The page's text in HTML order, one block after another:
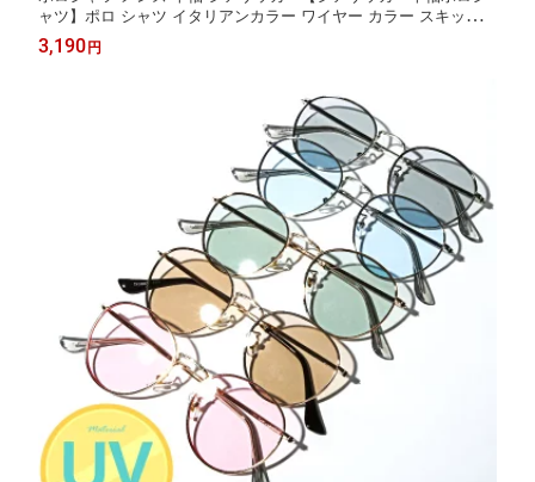
ャツ】ポロ シャツ イタリアンカラー ワイヤー カラー スキッパー
立ち襟 清涼 POLO 無地 ストライプ キレイめ 父の日 パパ シンプ
ル BITTER ビター pm-8372
3,190 円